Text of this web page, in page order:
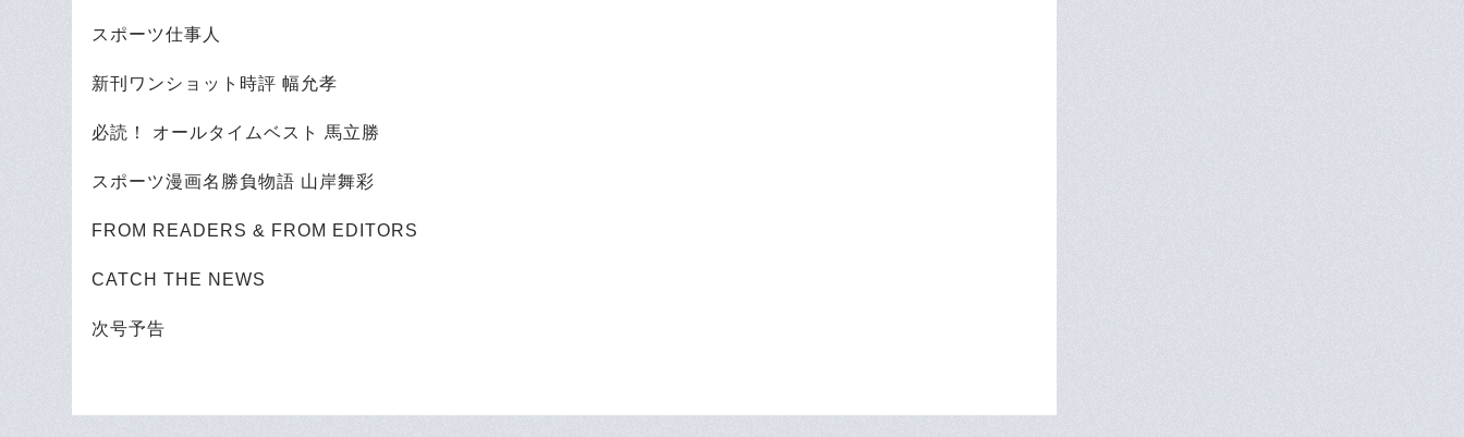
スポーツ仕事人
新刊ワンショット時評 幅允孝
必読！ オールタイムベスト 馬立勝
スポーツ漫画名勝負物語 山岸舞彩
FROM READERS & FROM EDITORS
CATCH THE NEWS
次号予告